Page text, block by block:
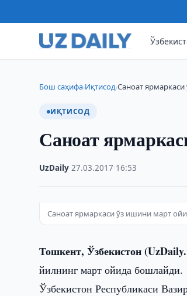
Бош саҳифа›Иқтисод›Саноат
ИҚТИСОД
Саноат
UzDaily ·27.03.2017 16:53
Саноат ярмаркаси ўз ишини март
Тошкент, Ўзбекистон
йилнинг март ойида бошлайди.
Ўзбекистон Республикаси